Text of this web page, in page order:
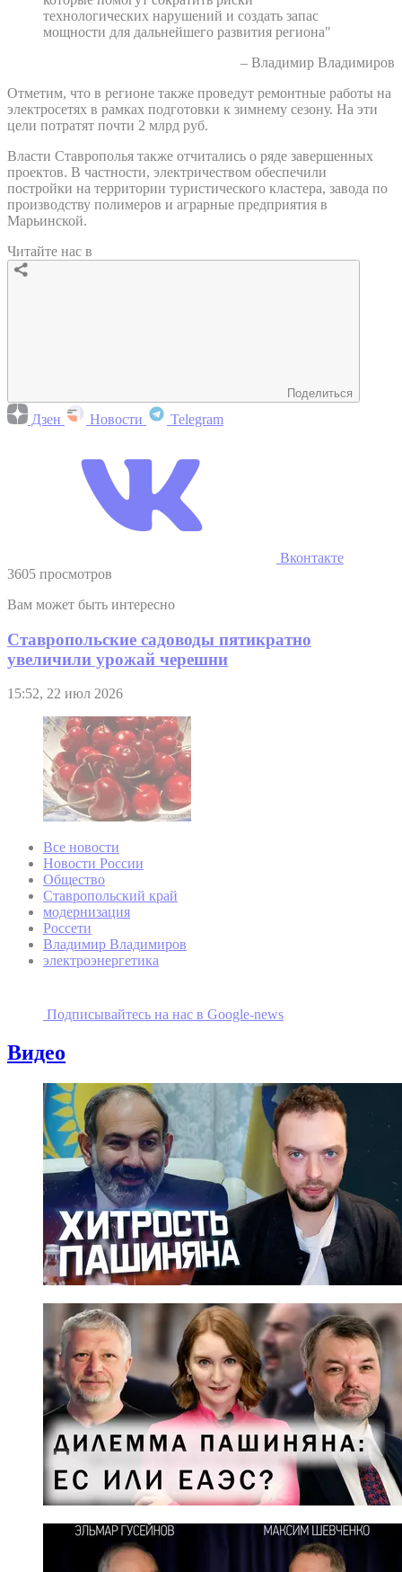
технологических нарушений и создать запас
мощности для дальнейшего развития региона"
– Владимир Владимиров
Отметим, что в регионе также проведут ремонтные работы на
электросетях в рамках подготовки к зимнему сезону. На эти
цели потратят почти 2 млрд руб.
Власти Ставрополья также отчитались о ряде завершенных
проектов. В частности, электричеством обеспечили
постройки на территории туристического кластера, завода по
производству полимеров и аграрные предприятия в
Марьинской.
Читайте нас в
Поделиться
Дзен Новости Telegram
Вконтакте
3605 просмотров
Вам может быть интересно
Ставропольские садоводы пятикратно
увеличили урожай черешни
15:52, 22 июл 2026
Все новости
Новости России
Общество
Ставропольский край
модернизация
Россети
Владимир Владимиров
электроэнергетика
Подписывайтесь на наc в Google-news
Видео